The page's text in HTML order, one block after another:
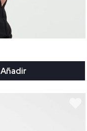
Añadir